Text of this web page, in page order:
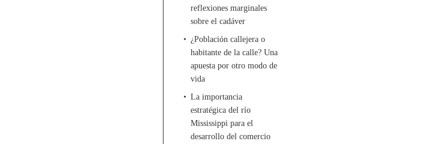
reflexiones marginales
sobre el cadáver
¿Población callejera o
habitante de la calle? Una
apuesta por otro modo de
vida
La importancia
estratégica del río
Mississippi para el
desarrollo del comercio